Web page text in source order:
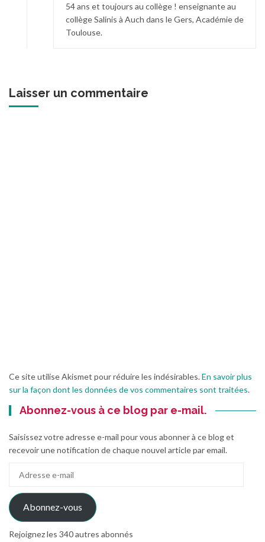
54 ans et toujours au collège ! enseignante au
collège Salinis à Auch dans le Gers, Académie de
Toulouse.
Laisser un commentaire
Ce site utilise Akismet pour réduire les indésirables.En savoir plus
sur la façon dont les données de vos commentaires sont traitées.
Abonnez-vous à ce blog par e-mail.
Saisissez votre adresse e-mail pour vous abonner à ce blog et
recevoir une notification de chaque nouvel article par email.
mail
Abonnez-vous
Rejoignez les 340 autres abonnés